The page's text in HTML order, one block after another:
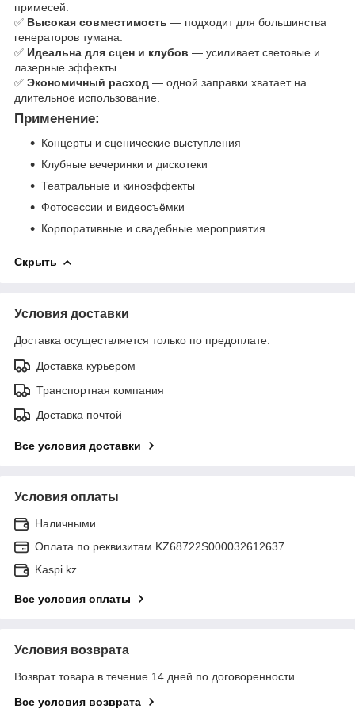
примесей.
✅ Высокая совместимость — подходит для большинства
генераторов тумана.
✅ Идеальна для сцен и клубов — усиливает световые и
лазерные эффекты.
✅ Экономичный расход — одной заправки хватает на
длительное использование.
Применение:
Концерты и сценические выступления
Клубные вечеринки и дискотеки
Театральные и киноэффекты
Фотосессии и видеосъёмки
Корпоративные и свадебные мероприятия
Скрыть
Условия доставки
Доставка осуществляется только по предоплате.
Доставка курьером
Транспортная компания
Доставка почтой
Все условия доставки
Условия оплаты
Наличными
Оплата по реквизитам KZ68722S000032612637
Kaspi.kz
Все условия оплаты
Условия возврата
Возврат товара в течение 14 дней по договоренности
Все условия возврата